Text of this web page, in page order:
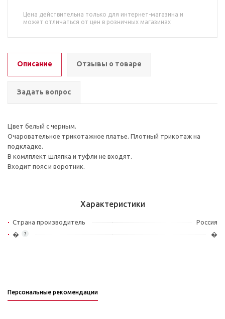
Цена действительна только для интернет-магазина и
может отличаться от цен в розничных магазинах
Описание Отзывы о товаре
Задать вопрос
Цвет белый с черным.
Очаровательное трикотажное платье. Плотный трикотаж на
подкладке.
В комлплект шляпка и туфли не входят.
Входит пояс и воротник.
Характеристики
Страна производитель Россия
?
� �
Персональные рекомендации